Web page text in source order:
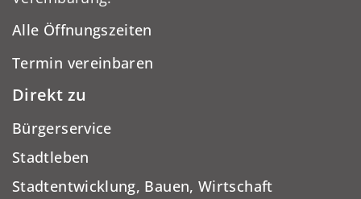
Alle Öffnungszeiten
Termin vereinbaren
Direkt zu
Bürgerservice
Stadtleben
Stadtentwicklung, Bauen, Wirtschaft